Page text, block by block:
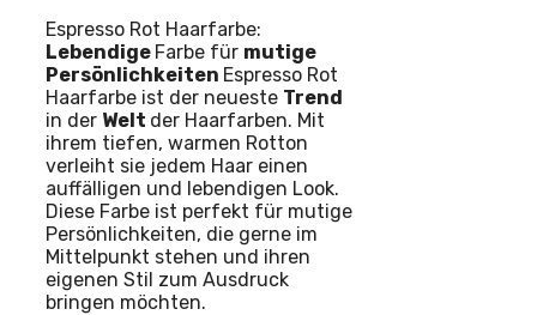
Espresso Rot Haarfarbe:
Lebendige Farbe für mutige
Persönlichkeiten Espresso Rot
Haarfarbe ist der neueste Trend
in der Welt der Haarfarben. Mit
ihrem tiefen, warmen Rotton
verleiht sie jedem Haar einen
auffälligen und lebendigen Look.
Diese Farbe ist perfekt für mutige
Persönlichkeiten, die gerne im
Mittelpunkt stehen und ihren
eigenen Stil zum Ausdruck
bringen möchten.